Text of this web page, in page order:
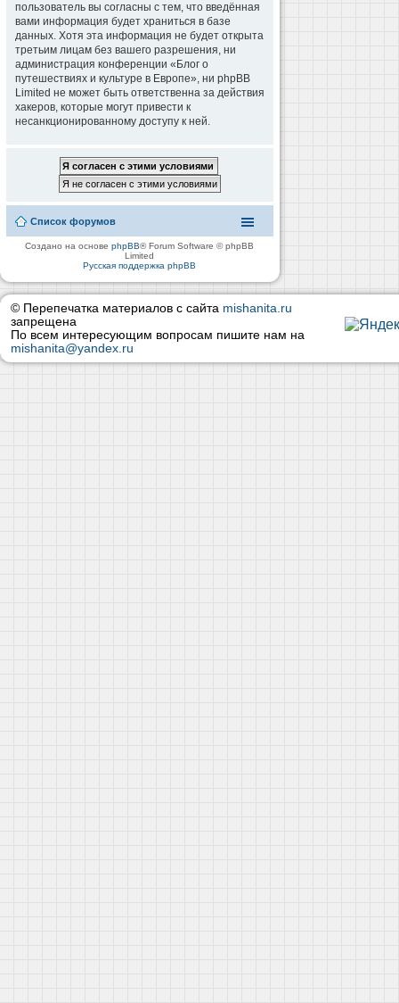
пользователь вы согласны с тем, что введённая
вами информация будет храниться в базе
данных. Хотя эта информация не будет открыта
третьим лицам без вашего разрешения, ни
администрация конференции «Блог о
путешествиях и культуре в Европе», ни phpBB
Limited не может быть ответственна за действия
хакеров, которые могут привести к
несанкционированному доступу к ней.
Список форумов
Создано на основеphpBB® Forum Software © phpBB
Limited
Русская поддержка phpBB
© Перепечатка материалов с сайта mishanita.ru
запрещена
По всем интересующим вопросам пишите нам на
mishanita@yandex.ru